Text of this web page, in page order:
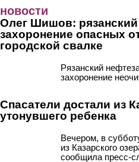
новости
Олег Шишов: рязанский
захоронение опасных
городской свалке
Рязанский
захоронение
Спасатели достали из
утонувшего ребенка
Вечером, в
из Казарского
сообщила пресс-